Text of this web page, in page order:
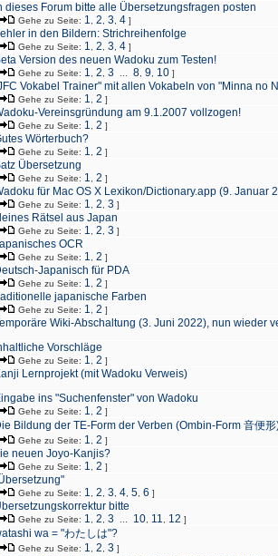
dieses Forum bitte alle Übersetzungsfragen posten
Gehe zu Seite: 1 2 3 4 ]
in den Bildern: Strichreihenfolge
Gehe zu Seite: 1 2 3 4 ]
Version des neuen Wadoku zum Testen!
Gehe zu Seite: 1 2 3 8 9 10 ]
Vokabel Trainer" mit allen Vokabeln von "Minna no
Gehe zu Seite: 1 2 ]
Vereinsgründung am 9.1.2007 vollzogen!
Gehe zu Seite: 1 2 ]
Wörterbuch?
Gehe zu Seite: 1 2 ]
Übersetzung
Gehe zu Seite: 1 2 ]
für Mac OS X Lexikon/Dictionary.app (9. Januar
Gehe zu Seite: 1 2 3 ]
Rätsel aus Japan
Gehe zu Seite: 1 2 3 ]
OCR
Gehe zu Seite: 1 2 ]
Japanisch für PDA
Gehe zu Seite: 1 2 ]
japanische Farben
Gehe zu Seite: 1 2 ]
Wiki-Abschaltung (3. Juni 2022), nun wieder
Vorschläge
Gehe zu Seite: 1 2 ]
Lernprojekt (mit Wadoku Verweis)
ins "Suchenfenster" von Wadoku
Gehe zu Seite: 1 2 ]
Bildung der TE-Form der Verben (Ombin-Form 音便形
Gehe zu Seite: 1 2 ]
neuen Joyo-Kanjis?
Gehe zu Seite: 1 2 ]
Gehe zu Seite: 1 2 3 4 5 6 ]
bitte
Gehe zu Seite: 1 2 3 10 11 12 ]
wa = "わたしは"?
Gehe zu Seite: 1 2 3 ]